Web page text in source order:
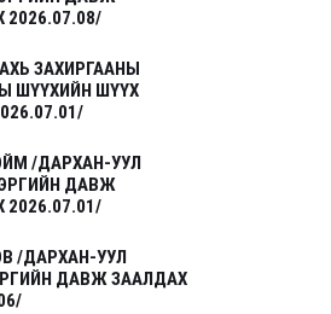
ЗАХИРГААНЫ
ШҮҮХИЙН ШҮҮХ
/ДАРХАН-УУЛ
ДАВЖ
/ДАРХАН-УУЛ
ДАВЖ ЗААЛДАХ